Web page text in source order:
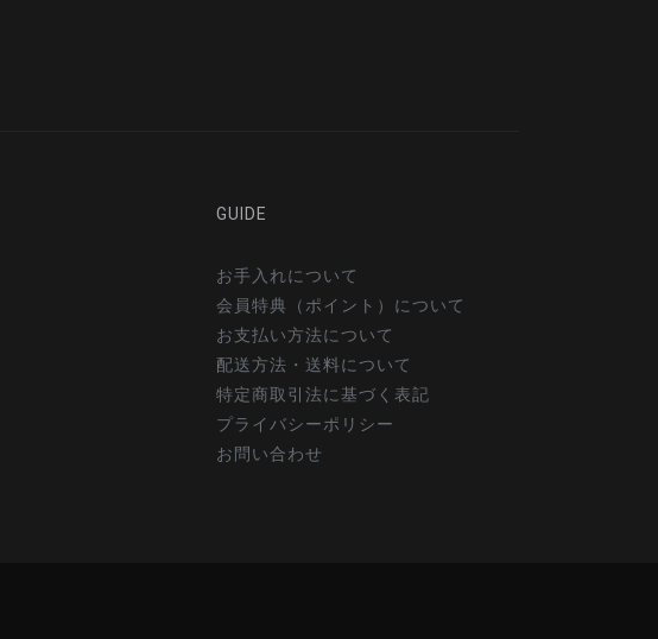
GUIDE
お手入れについて
会員特典（ポイント）について
お支払い方法について
配送方法・送料について
特定商取引法に基づく表記
プライバシーポリシー
お問い合わせ